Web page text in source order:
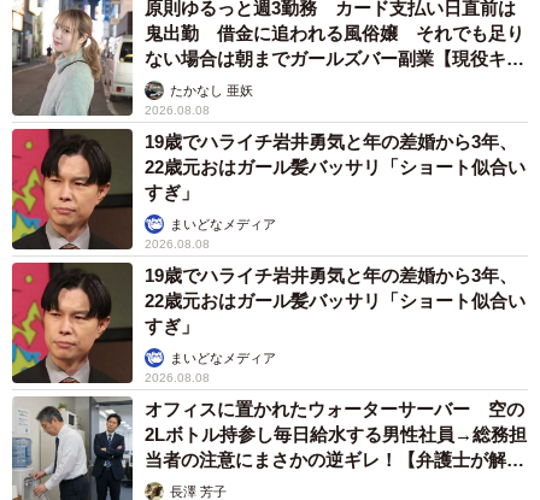
8/14
やっと現れた飼い主さんの返答に唖然……（YouTube動画からキャプチャ
ー／提供：山族ライダーズ【☆すずch☆】）
犬を屋外や店頭に長時間放置しておくことには大きな危険
が伴います。そのことをよく知っているからこそ、動画の
中で何度も涙を浮かべていた朝山さん。
「動画にするか迷ったのですが、わんこ達のために公開い
たします」と、すべての犬の安全のために動画を投稿した
「山族ライダーズ」の朝山すずさん。車で現場に駆けつけ
た「山族ライダーズ」のゴル氏さんに今回の件について詳
しく伺いました。
原則ゆるっと週3勤務 カード支払い日直前は
鬼出勤 借金に追われる風俗嬢 それでも足り
ない場合は朝までガールズバー副業【現役キャ
ストに取材】
たかなし 亜妖
2026.08.08
19歳でハライチ岩井勇気と年の差婚から3年、
22歳元おはガール髪バッサリ「ショート似合い
すぎ」
まいどなメディア
2026.08.08
19歳でハライチ岩井勇気と年の差婚から3年、
22歳元おはガール髪バッサリ「ショート似合い
すぎ」
まいどなメディア
2026.08.08
オフィスに置かれたウォーターサーバー 空の
2Lボトル持参し毎日給水する男性社員→総務担
当者の注意にまさかの逆ギレ！【弁護士が解
説】長澤 芳子